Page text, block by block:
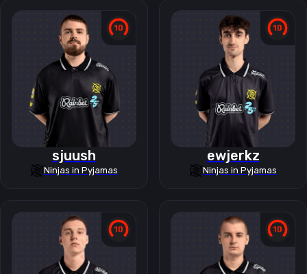
sjuush
Ninjas in Pyjamas
ewjerkz
Ninjas in Pyjamas